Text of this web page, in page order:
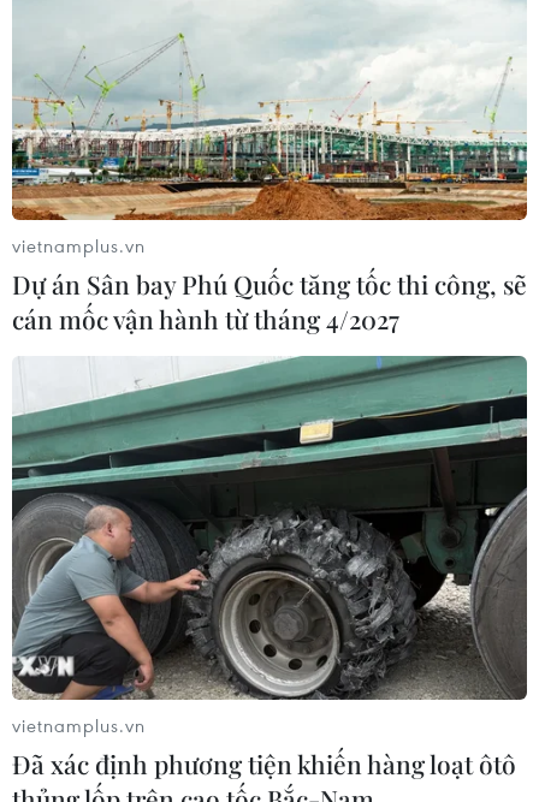
vietnamplus.vn
Dự án Sân bay Phú Quốc tăng tốc thi công, sẽ
cán mốc vận hành từ tháng 4/2027
vietnamplus.vn
Đã xác định phương tiện khiến hàng loạt ôtô